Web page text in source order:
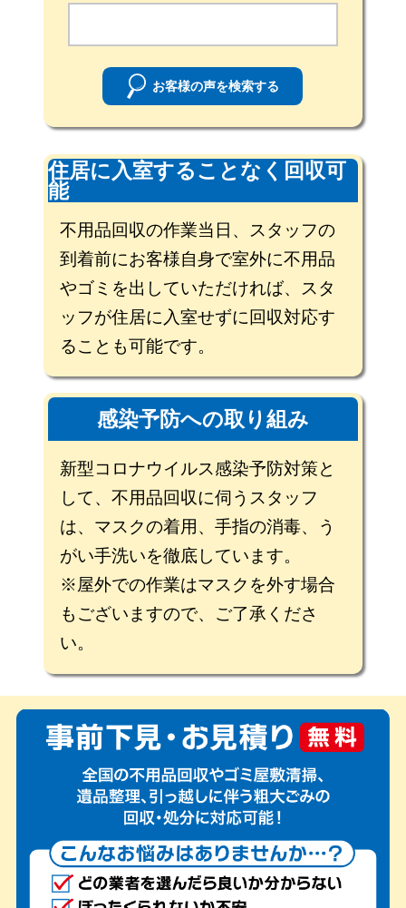
お客様の声を検索する
住居に入室することなく回収可
能
不用品回収の作業当日、スタッフの
到着前にお客様自身で室外に不用品
やゴミを出していただければ、スタ
ッフが住居に入室せずに回収対応す
ることも可能です。
感染予防への取り組み
新型コロナウイルス感染予防対策と
して、不用品回収に伺うスタッフ
は、マスクの着用、手指の消毒、う
がい手洗いを徹底しています。
※屋外での作業はマスクを外す場合
もございますので、ご了承くださ
い。